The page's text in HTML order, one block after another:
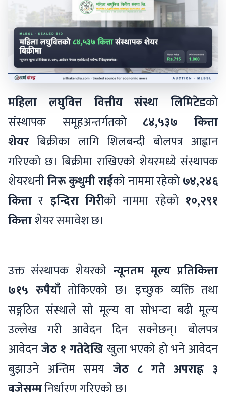
महिला लघुवित्त वित्तीय संस्था लिमिटेडको
संस्थापक समूहअन्तर्गतको ८४,५३७ कित्ता
शेयर बिक्रीका लागि शिलबन्दी बोलपत्र आह्वान
गरिएको छ। बिक्रीमा राखिएको शेयरमध्ये संस्थापक
शेयरधनीनिरू कुथुमी राईको नाममा रहेको७४,२४६
कित्ता र इन्दिरा गिरीको नाममा रहेको १०,२९१
कित्ताशेयर समावेश छ।
उक्त संस्थापक शेयरको न्यूनतम मूल्य प्रतिकित्ता
७१५ रुपैयाँतोकिएको छ। इच्छुक व्यक्ति तथा
सङ्गठित संस्थाले सो मूल्य वा सोभन्दा बढी मूल्य
उल्लेख गरी आवेदन दिन सक्नेछन्। बोलपत्र
आवेदनजेठ १ गतेदेखिखुला भएको हो भने आवेदन
बुझाउने अन्तिम समयजेठ ८ गते अपराह्न ३
बजेसम्मनिर्धारण गरिएको छ।